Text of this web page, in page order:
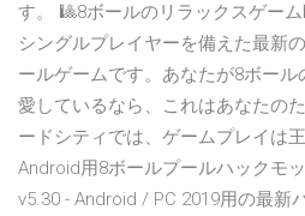
す。 🎱8ボールのリラックスゲーム
シングルプレイヤーを備えた最新
ールゲームです。あなたが8ボー
愛しているなら、これはあなたの
ードシティでは、ゲームプレイは
Android用8ボールプールハックモ
v5.30 - Android / PC 2019用の最新